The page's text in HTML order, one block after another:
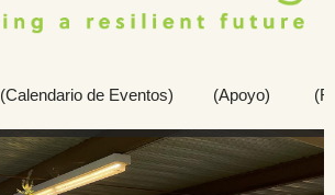
(Calendario de Eventos) (Apoyo)